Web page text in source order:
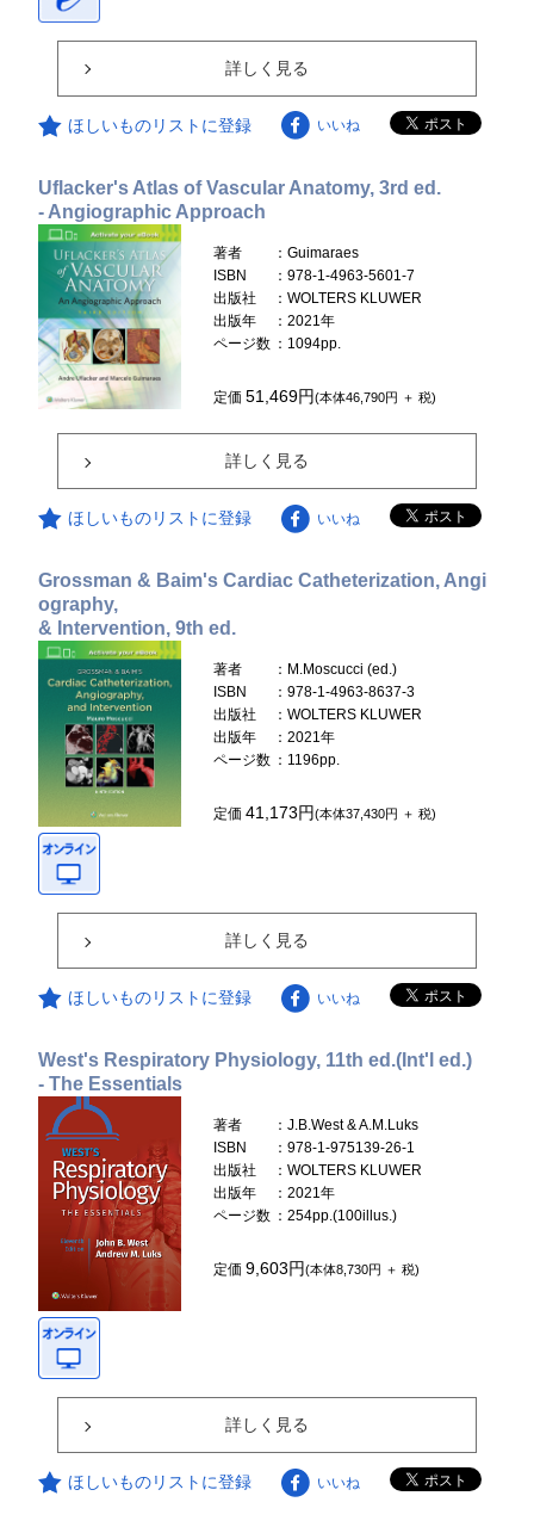
詳しく見る
ほしいものリストに登録 いいね
Uflacker's Atlas of Vascular Anatomy, 3rd ed.
- Angiographic Approach
著者
：Guimaraes
ISBN
：978-1-4963-5601-7
出版社
：WOLTERS KLUWER
出版年
：2021年
ページ数 ：1094pp.
定価51,469円(本体46,790円 ＋ 税)
詳しく見る
ほしいものリストに登録 いいね
Grossman & Baim's Cardiac Catheterization, Angi
ography,
& Intervention, 9th ed.
著者
：M.Moscucci (ed.)
ISBN
：978-1-4963-8637-3
出版社
：WOLTERS KLUWER
出版年
：2021年
ページ数 ：1196pp.
定価41,173円(本体37,430円 ＋ 税)
詳しく見る
ほしいものリストに登録 いいね
West's Respiratory Physiology, 11th ed.(Int'l ed.)
- The Essentials
著者
：J.B.West & A.M.Luks
ISBN
：978-1-975139-26-1
出版社
：WOLTERS KLUWER
出版年
：2021年
ページ数 ：254pp.(100illus.)
定価9,603円(本体8,730円 ＋ 税)
詳しく見る
ほしいものリストに登録 いいね